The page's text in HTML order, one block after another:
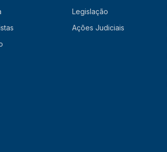
Legislação
Ações Judiciais